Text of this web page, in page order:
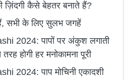
ज़िंदगी कैसे बेहतर बनाते हैं?
सभी के लिए सुलभ जगहें
2024: पापों पर अंकुश लगाती
होगी हर मनोकामना पूरी
2024: पाप मोचिनी एकादशी